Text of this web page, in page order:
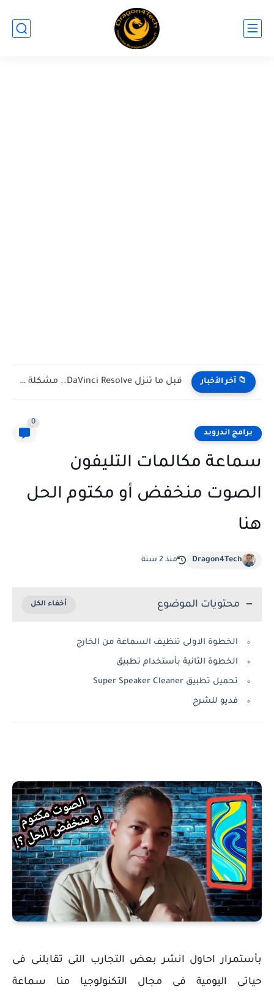
📁 آخر الأخبار حسابك البنكي هيتقفل بسبب إنستا باي! (رسالة تحذيرية حقيقية مش...
برامج اندروبد
0
سماعة مكالمات التليفون
الصوت منخفض أو مكتوم الحل
هنا
Dragon4Tech منذ 2 سنة
محتويات الموضوع
الخطوة الاولى تنظيف السماعة من الخارج
الخطوة الثانية بأستخدام تطبيق
تحميل تطبيق Super Speaker Cleaner
فديو للشرح
بأستمرار احاول انشر بعض التجارب التى تقابلنى فى
حياتى اليومية فى مجال التكنولوجيا منا سماعة